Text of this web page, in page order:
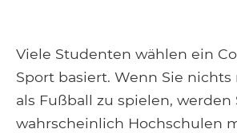
Viele Studenten wählen ein
Sport basiert. Wenn Sie
als Fußball zu spielen, werden
wahrscheinlich Hochschulen